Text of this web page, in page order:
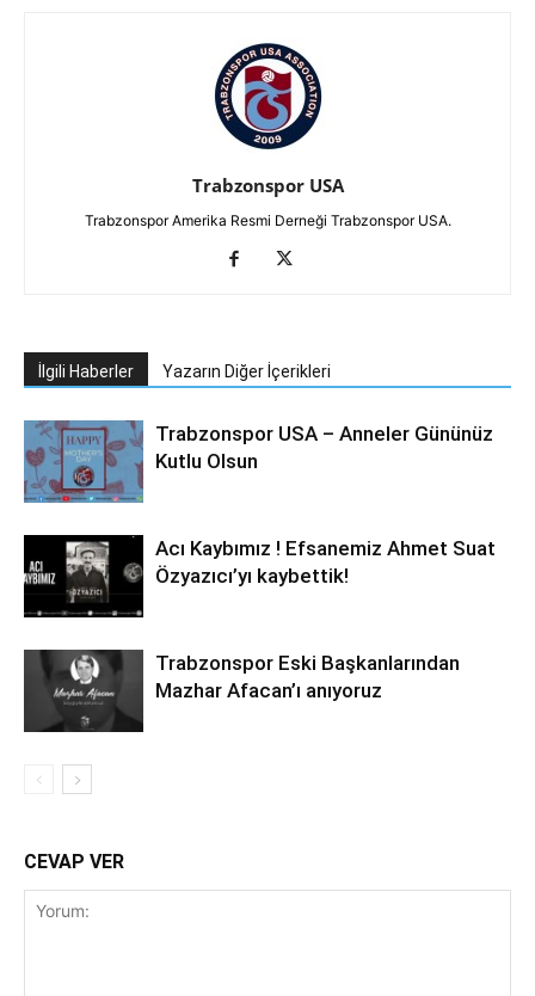
Trabzonspor USA
Trabzonspor Amerika Resmi Derneği Trabzonspor USA.
İlgili Haberler Yazarın Diğer İçerikleri
Trabzonspor USA – Anneler Gününüz
Kutlu Olsun
Acı Kaybımız ! Efsanemiz Ahmet Suat
Özyazıcı’yı kaybettik!
Trabzonspor Eski Başkanlarından
Mazhar Afacan’ı anıyoruz
CEVAP VER